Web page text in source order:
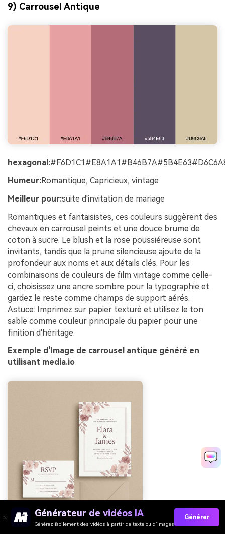
9) Carrousel Antique
hexagonal:
Humeur:Romantique, Capricieux, vintage
Meilleur pour:suite d'invitation de mariage
Romantiques et fantaisistes, ces couleurs suggèrent des
chevaux en carrousel peints et une douce brume de
coton à sucre. Le blush et la rose poussiéreuse sont
invitants, tandis que la prune silencieuse ajoute de la
profondeur aux noms et aux détails clés. Pour les
combinaisons de couleurs de film vintage comme celle-
ci, choisissez une ancre sombre pour la typographie et
gardez le reste comme champs de support aérés.
Astuce: Imprimez sur papier texturé et utilisez le ton
sable comme couleur principale du papier pour une
finition d'héritage.
Exemple d'Image de carrousel antique généré en
utilisant media.io
Générateur de vidéos IA
Générez facilement des vidéos à partir de texte ou d’images
Générer